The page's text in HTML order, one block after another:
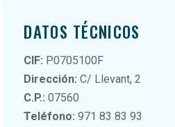
DATOS TÉCNICOS
CIF: P0705100F
Dirección: C/ Llevant, 2
C.P.: 07560
Teléfono: 971 83 83 93